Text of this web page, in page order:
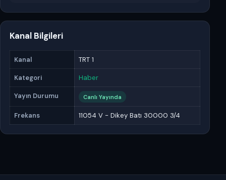
Kanal Bilgileri
Kanal TRT 1
Kategori Haber
Yayın Durumu Canlı Yayında
Frekans 11054 V - Dikey Batı 30000 3/4